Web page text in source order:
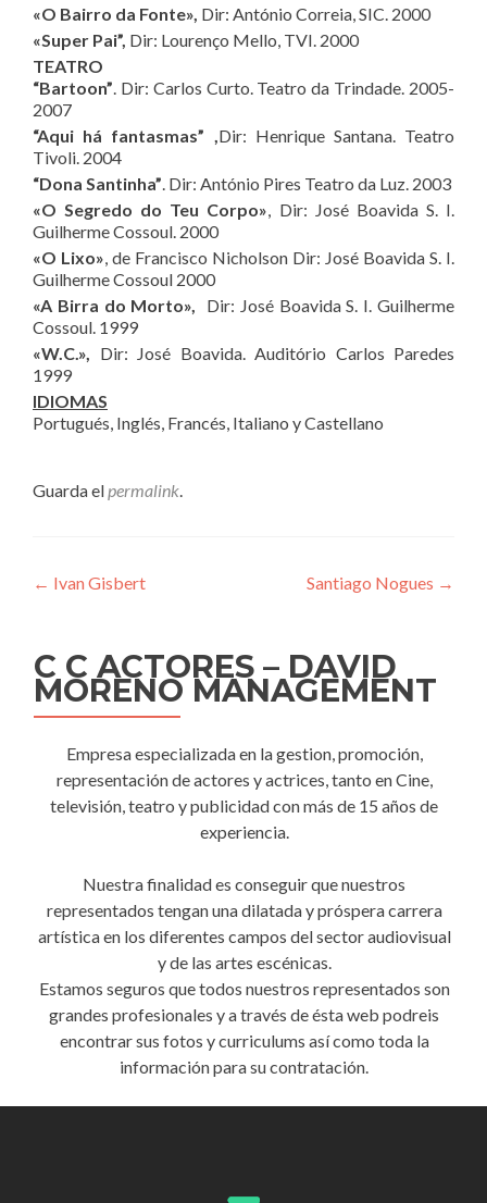
«O Bairro da Fonte», Dir: António Correia, SIC. 2000
«Super Pai”, Dir: Lourenço Mello, TVI. 2000
TEATRO
“Bartoon”. Dir: Carlos Curto. Teatro da Trindade. 2005-
2007
“Aqui há fantasmas” ,Dir: Henrique Santana. Teatro
Tivoli. 2004
“Dona Santinha”. Dir: António Pires Teatro da Luz. 2003
«O Segredo do Teu Corpo», Dir: José Boavida S. I.
Guilherme Cossoul. 2000
«O Lixo», de Francisco Nicholson Dir: José Boavida S. I.
Guilherme Cossoul 2000
«A Birra do Morto»,
Dir: José Boavida S. I. Guilherme
Cossoul. 1999
«W.C.», Dir: José Boavida. Auditório Carlos Paredes
1999
IDIOMAS
Portugués, Inglés, Francés, Italiano y Castellano
Guarda elpermalink.
Navegación
entradas
← Ivan Gisbert Santiago Nogues →
C C ACTORES – DAVID
MORENO MANAGEMENT
Empresa especializada en la gestion, promoción,
representación de actores y actrices, tanto en Cine,
televisión, teatro y publicidad con más de 15 años de
experiencia.
Nuestra finalidad es conseguir que nuestros
representados tengan una dilatada y próspera carrera
artística en los diferentes campos del sector audiovisual
y de las artes escénicas.
Estamos seguros que todos nuestros representados son
grandes profesionales y a través de ésta web podreis
encontrar sus fotos y curriculums así como toda la
información para su contratación.